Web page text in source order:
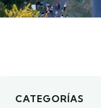
CATEGORÍAS